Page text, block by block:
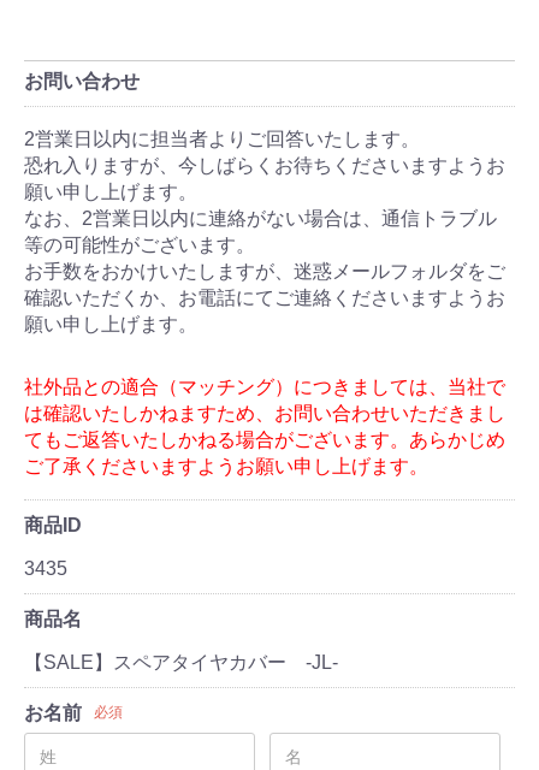
お問い合わせ
商品ID
3435
商品名
【SALE】スペアタイヤカバー -JL-
お名前 必須